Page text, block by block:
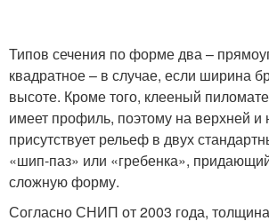
Типов сечения по форме два –
квадратное – в случае, если ширина
высоте. Кроме того, клееный
имеет профиль, поэтому на верхней и
присутствует рельеф в двух
«шип-паз» или «гребенка»,
сложную форму.
Согласно СНИП от 2003 года, толщина